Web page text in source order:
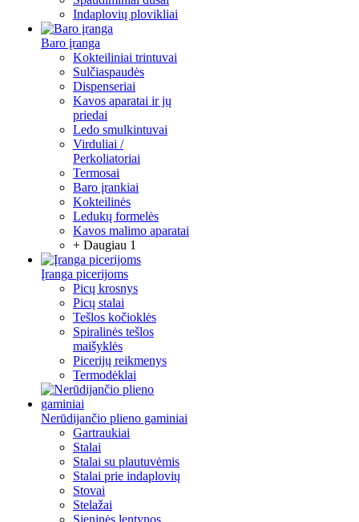
Indaplovių plovikliai
Baro įranga
Kokteiliniai trintuvai
Sulčiaspaudės
Dispenseriai
Kavos aparatai ir jų
priedai
Ledo smulkintuvai
Virduliai /
Perkoliatoriai
Termosai
Baro įrankiai
Kokteilinės
Ledukų formelės
Kavos malimo aparatai
+ Daugiau 1
Įranga picerijoms
Picų krosnys
Picų stalai
Tešlos kočioklės
Spiralinės tešlos
maišyklės
Picerijų reikmenys
Termodėklai
Nerūdijančio plieno gaminiai
Gartraukiai
Stalai
Stalai su plautuvėmis
Stalai prie indaplovių
Stovai
Stelažai
Sieninės lentynos